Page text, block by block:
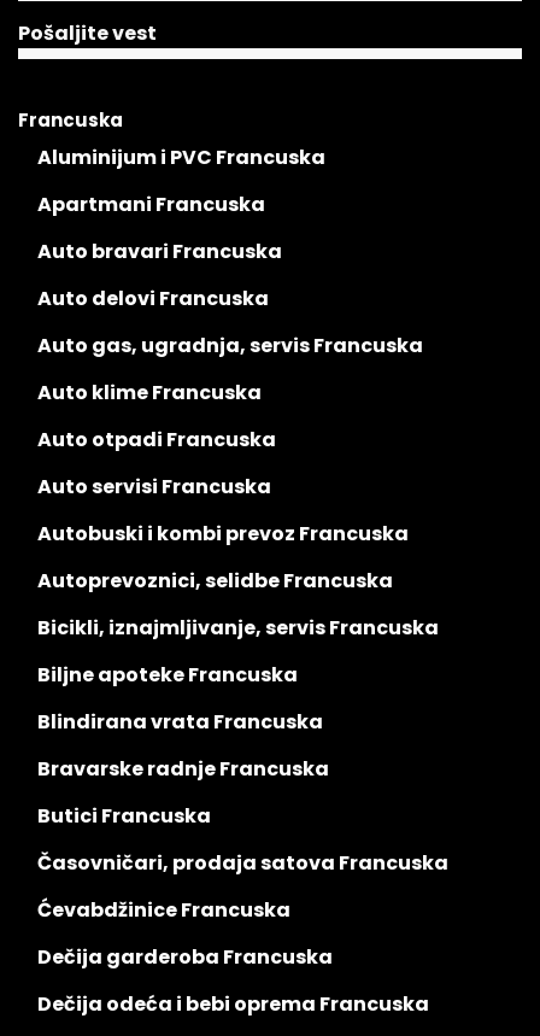
Pošaljite vest
Francuska
Aluminijum i PVC Francuska
Apartmani Francuska
Auto bravari Francuska
Auto delovi Francuska
Auto gas, ugradnja, servis Francuska
Auto klime Francuska
Auto otpadi Francuska
Auto servisi Francuska
Autobuski i kombi prevoz Francuska
Autoprevoznici, selidbe Francuska
Bicikli, iznajmljivanje, servis Francuska
Biljne apoteke Francuska
Blindirana vrata Francuska
Bravarske radnje Francuska
Butici Francuska
Časovničari, prodaja satova Francuska
Ćevabdžinice Francuska
Dečija garderoba Francuska
Dečija odeća i bebi oprema Francuska